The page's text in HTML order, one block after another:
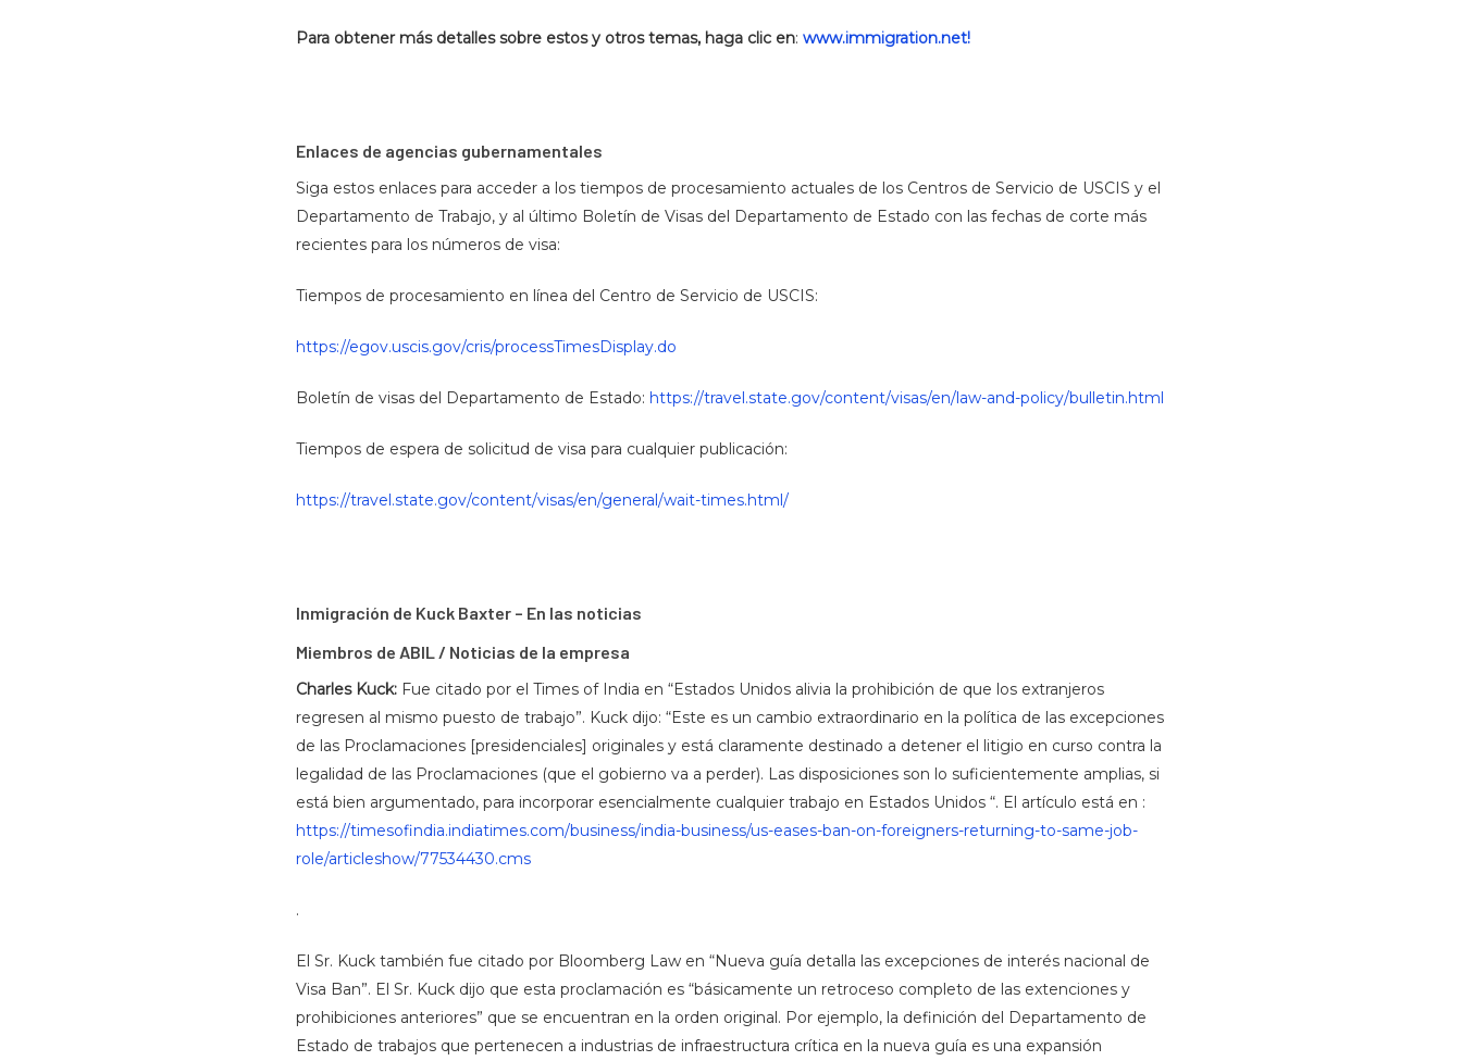
Para obtener más detalles sobre estos y otros temas, haga clic en: www.immigration.net!
Enlaces de agencias gubernamentales
Siga estos enlaces para acceder a los tiempos de procesamiento actuales de los Centros de Servicio de USCIS y el
Departamento de Trabajo, y al último Boletín de Visas del Departamento de Estado con las fechas de corte más
recientes para los números de visa:
Tiempos de procesamiento en línea del Centro de Servicio de USCIS:
https://egov.uscis.gov/cris/processTimesDisplay.do
Boletín de visas del Departamento de Estado: https://travel.state.gov/content/visas/en/law-and-policy/bulletin.html
Tiempos de espera de solicitud de visa para cualquier publicación:
https://travel.state.gov/content/visas/en/general/wait-times.html/
Inmigración de Kuck Baxter – En las noticias
Miembros de ABIL / Noticias de la empresa
Charles Kuck: Fue citado por el Times of India en “Estados Unidos alivia la prohibición de que los extranjeros
regresen al mismo puesto de trabajo”. Kuck dijo: “Este es un cambio extraordinario en la política de las excepciones
de las Proclamaciones [presidenciales] originales y está claramente destinado a detener el litigio en curso contra la
legalidad de las Proclamaciones (que el gobierno va a perder). Las disposiciones son lo suficientemente amplias, si
está bien argumentado, para incorporar esencialmente cualquier trabajo en Estados Unidos “. El artículo está en :
https://timesofindia.indiatimes.com/business/india-business/us-eases-ban-on-foreigners-returning-to-same-job-
role/articleshow/77534430.cms
.
El Sr. Kuck también fue citado por Bloomberg Law en “Nueva guía detalla las excepciones de interés nacional de
Visa Ban”. El Sr. Kuck dijo que esta proclamación es “básicamente un retroceso completo de las extenciones y
prohibiciones anteriores” que se encuentran en la orden original. Por ejemplo, la definición del Departamento de
Estado de trabajos que pertenecen a industrias de infraestructura crítica en la nueva guía es una expansión